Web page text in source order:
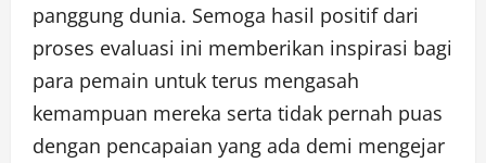
panggung dunia. Semoga hasil positif dari
proses evaluasi ini memberikan inspirasi bagi
para pemain untuk terus mengasah
kemampuan mereka serta tidak pernah puas
dengan pencapaian yang ada demi mengejar